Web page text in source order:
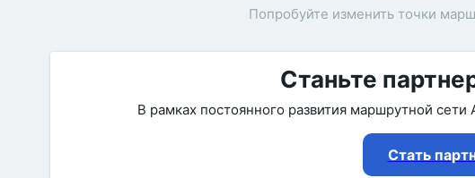
Попробуйте изменить точки
Станьте
В рамках постоянного развития маршрутной
Стать